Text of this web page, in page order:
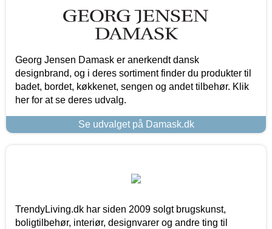
Georg Jensen Damask er anerkendt dansk
designbrand, og i deres sortiment finder du produkter til
badet, bordet, køkkenet, sengen og andet tilbehør. Klik
her for at se deres udvalg.
Se udvalget på Damask.dk
TrendyLiving.dk har siden 2009 solgt brugskunst,
boligtilbehør, interiør, designvarer og andre ting til